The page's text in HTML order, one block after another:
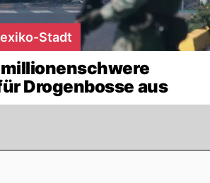
Stadt
millionenschwere
Drogenbosse aus